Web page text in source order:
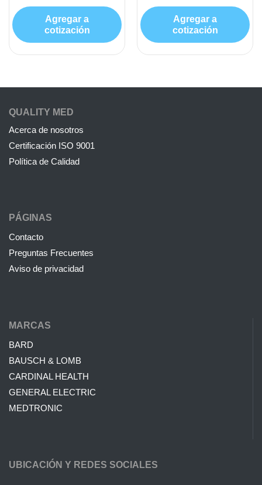
Agregar a
cotización
Agregar a
cotización
QUALITY MED
Acerca de nosotros
Certificación ISO 9001
Política de Calidad
PÁGINAS
Contacto
Preguntas Frecuentes
Aviso de privacidad
MARCAS
BARD
BAUSCH & LOMB
CARDINAL HEALTH
GENERAL ELECTRIC
MEDTRONIC
UBICACIÓN Y REDES SOCIALES